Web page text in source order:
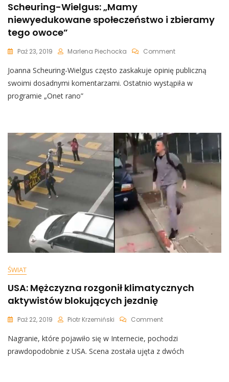
Scheuring-Wielgus: „Mamy
niewyedukowane społeczeństwo i zbieramy
tego owoce”
Paź 23, 2019 Marlena Piechocka CommentOn
Wielgus:
„Mamy
Owoce”
Joanna Scheuring-Wielgus często zaskakuje opinię publiczną
swoimi dosadnymi komentarzami. Ostatnio wystąpiła w
programie „Onet rano”
ŚWIAT
USA: Mężczyzna rozgonił klimatycznych
aktywistów blokujących jezdnię
Paź 22, 2019 Piotr Krzemiński CommentOn
Mężczyzna
Rozgonił
Nagranie, które pojawiło się w Internecie, pochodzi
prawdopodobnie z USA. Scena została ujęta z dwóch